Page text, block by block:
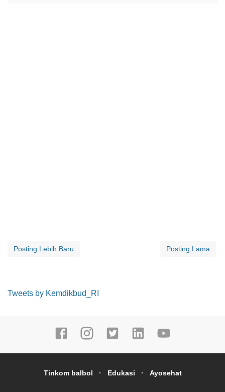
Posting Lebih Baru Posting Lama
Tweets by Kemdikbud_RI
Tinkom balbol Edukasi Ayosehat